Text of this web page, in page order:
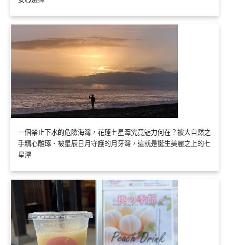
一個禁止下水的危險海灣，花蓮七星潭究竟魅力何在？被大自然之
手精心雕琢、被星辰日月守護的月牙灣，這就是誕生美麗之上的七
星潭